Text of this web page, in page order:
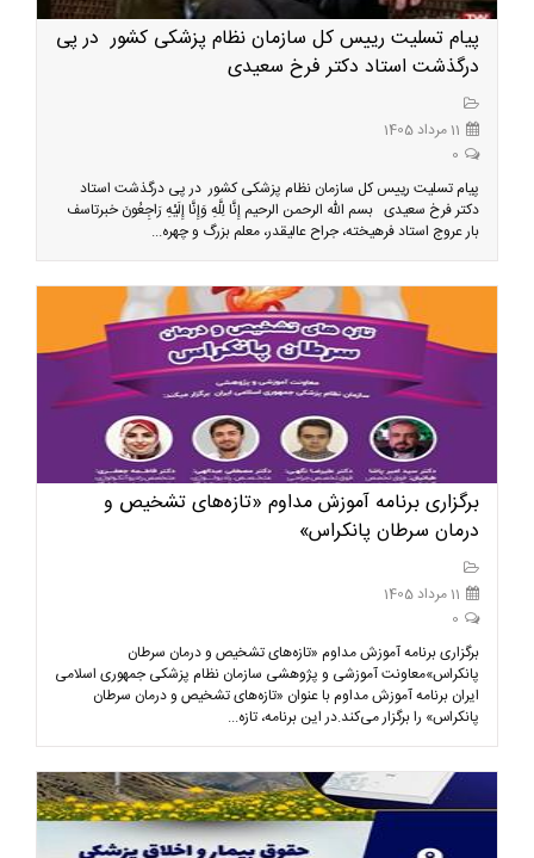
پیام تسلیت رییس کل سازمان نظام پزشکی کشور در پی
درگذشت استاد دکتر فرخ سعیدی
11 مرداد 1405
0
پیام تسلیت رییس کل سازمان نظام پزشکی کشور در پی درگذشت استاد
دکتر فرخ سعیدی بسم الله الرحمن الرحیم إِنَّا لِلَّهِ وَإِنَّا إِلَيْهِ رَاجِعُونَ خبرتاسف
بار عروج استاد فرهیخته، جراح عالیقدر، معلم بزرگ و چهره...
برگزاری برنامه آموزش مداوم «تازه‌های تشخیص و
درمان سرطان پانکراس»
11 مرداد 1405
0
برگزاری برنامه آموزش مداوم «تازه‌های تشخیص و درمان سرطان
پانکراس»معاونت آموزشی و پژوهشی سازمان نظام پزشکی جمهوری اسلامی
ایران برنامه آموزش مداوم با عنوان «تازه‌های تشخیص و درمان سرطان
پانکراس» را برگزار می‌کند.در این برنامه، تازه‌...